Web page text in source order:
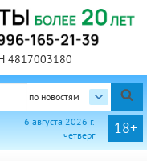
4817003180
по новостям
18+
6 августа 2026 г.
четверг